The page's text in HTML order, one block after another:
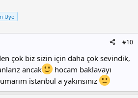
Üye
#10
çok biz sizin için daha çok sevindik,
ancak
hocam baklavayı
umarım istanbul a yakınsınız